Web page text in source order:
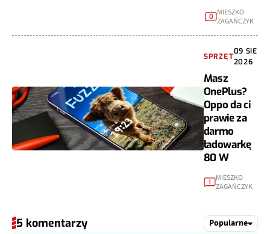
0
MIESZKO
ZAGAŃCZYK
SPRZĘT
09 SIE
2026
Masz
OnePlus?
Oppo da ci
prawie za
darmo
ładowarkę
80 W
1
MIESZKO
ZAGAŃCZYK
5 komentarzy Popularne